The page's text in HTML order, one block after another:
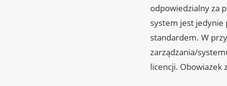
odpowiedzialny za
system jest jedynie
standardem. W
zarządzania/
licencji. Obowiazek